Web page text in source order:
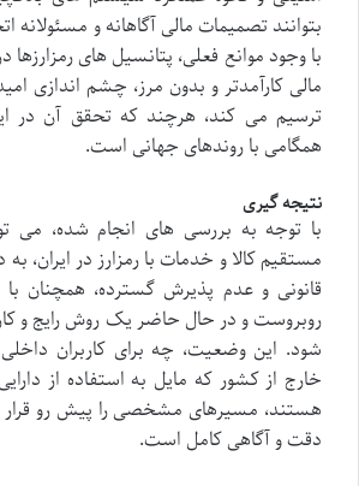
بتوانند تصمیمات مالی آگاهانه و مسئولانه
با وجود موانع فعلی، پتانسیل های
مالی کارآمدتر و بدون مرز، چشم اندازی
ترسیم می کند، هرچند که تحقق آن در
همگامی با روندهای جهانی است.
نتیجه گیری
با توجه به بررسی های انجام شده، می
مستقیم کالا و خدمات با رمزارز در ایران،
قانونی و عدم پذیرش گسترده، همچنان
روبروست و در حال حاضر یک روش رایج و
شود. این وضعیت، چه برای کاربران داخلی
خارج از کشور که مایل به استفاده از
هستند، مسیرهای مشخصی را پیش رو قرار
دقت و آگاهی کامل است.